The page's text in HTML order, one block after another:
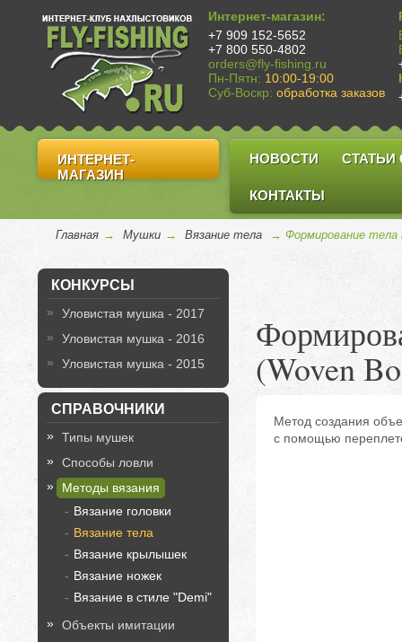
Интернет-магазин:
+7 909 152-5652
+7 800 550-4802
orders@fly-fishing.ru
Пн-Пятн: 10:00-19:00
Суб-Воскр: обработка заказов
ИНТЕРНЕТ-
МАГАЗИН
НОВОСТИ СТАТЬИ
КОНТАКТЫ
Главная → Мушки → Вязание тела → Формирование тела
КОНКУРСЫ
Уловистая мушка - 2017
Уловистая мушка - 2016
Уловистая мушка - 2015
СПРАВОЧНИКИ
Типы мушек
Способы ловли
Методы вязания
Вязание головки
Вязание тела
Вязание крылышек
Вязание ножек
Вязание в стиле "Demi"
Объекты имитации
(Woven
Метод создания
с помощью